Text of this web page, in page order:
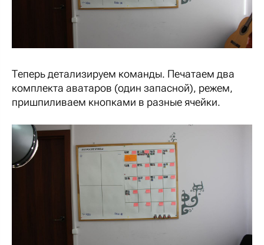
Теперь детализируем команды. Печатаем два
комплекта аватаров (один запасной), режем,
пришпиливаем кнопками в разные ячейки.